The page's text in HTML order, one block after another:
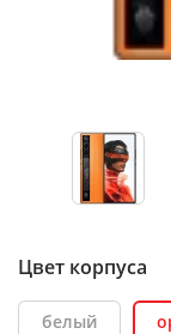
Цвет корпуса
белый